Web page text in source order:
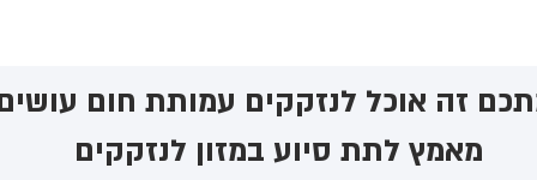
זה אוכל לנזקקים ​עמותת חום
מאמץ לתת סיוע במזון לנזקקים